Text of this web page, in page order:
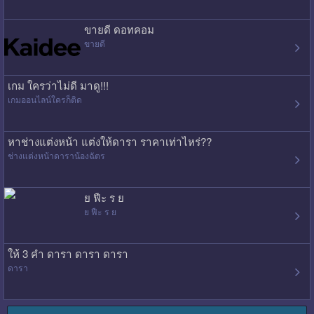
ขายดี ดอทคอม
ขายดี
เกม ใครว่าไม่ดี มาดู!!!
เกมออนไลน์ใครก็ติด
หาช่างแต่งหน้า แต่งให้ดารา ราคาเท่าไหร่??
ช่างแต่งหน้าดาราน้องฉัตร
ย ฟืะ ร ย
ย ฟืะ ร ย
ให้ 3 คำ ดารา ดารา ดารา
ดารา